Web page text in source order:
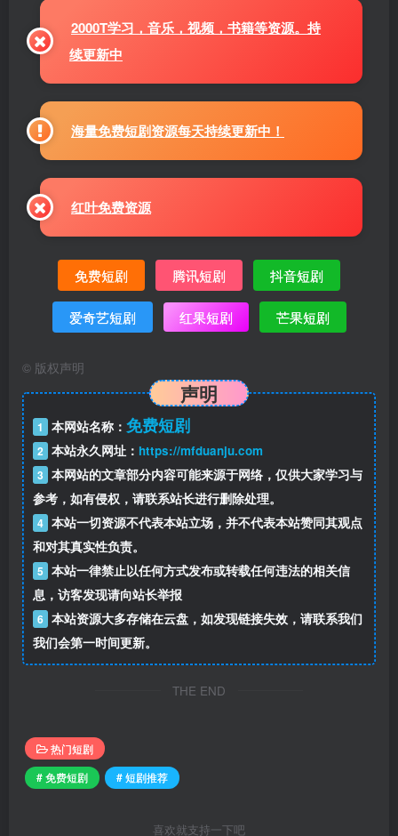
2000T学习，音乐，视频，书籍等资源。持
续更新中
海量免费短剧资源每天持续更新中！
红叶免费资源
免费短剧 腾讯短剧 抖音短剧
爱奇艺短剧 红果短剧 芒果短剧
© 版权声明
声明
1 本网站名称： 免费短剧
2 本站永久网址： https://mfduanju.com
3 本网站的文章部分内容可能来源于网络，仅供大家学习与
参考，如有侵权，请联系站长进行删除处理。
4 本站一切资源不代表本站立场，并不代表本站赞同其观点
和对其真实性负责。
5 本站一律禁止以任何方式发布或转载任何违法的相关信
息，访客发现请向站长举报
6 本站资源大多存储在云盘，如发现链接失效，请联系我们
我们会第一时间更新。
THE END
热门短剧
# 免费短剧
# 短剧推荐
喜欢就支持一下吧